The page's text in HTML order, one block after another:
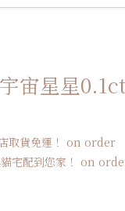
宙星星
取貨免運！ on order
宅配到您家！ on